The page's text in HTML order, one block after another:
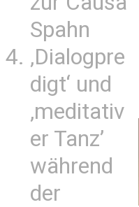
Spahn
‚Dialogpre
digt‘ und
‚meditativ
er Tanz’
während
der